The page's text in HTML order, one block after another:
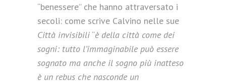
“benessere” che hanno attraversato i
secoli: come scrive Calvino nelle sue
Città invisibili “è della città come dei
sogni: tutto l’immaginabile può essere
sognato ma anche il sogno più inatteso
è un rebus che nasconde un